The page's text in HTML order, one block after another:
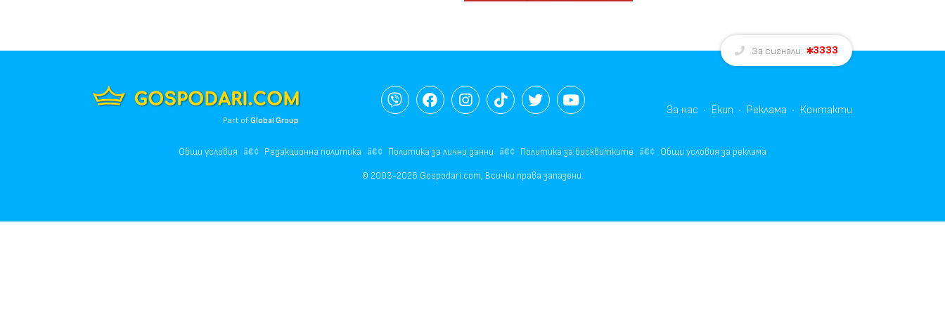
За сигнали: 3333
Part ofGlobal Group
За нас Екип Реклама Контакти
Общи условия Редакционна политика Политика за лични данни Политика за бисквитките Общи условия за реклама
© 2003-2026 Gospodari.com, Всички права запазени.